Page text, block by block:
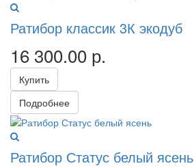
Ратибор классик 3К экодуб
16 300.00 р.
Купить
Подробнее
Ратибор Статус белый ясень